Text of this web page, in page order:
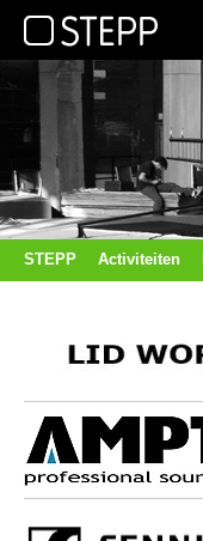
STEPP Activiteiten